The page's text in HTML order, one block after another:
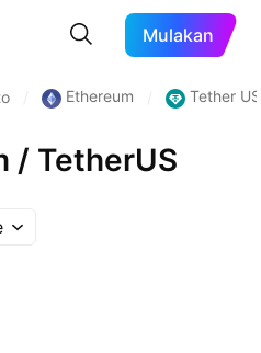
Mulakan
Ethereum Tether
/ TetherUS